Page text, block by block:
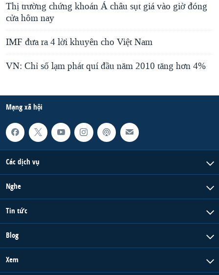
Thị trường chứng khoán Á châu sụt giá vào giờ đóng
cửa hôm nay
IMF đưa ra 4 lời khuyên cho Việt Nam
VN: Chỉ số lạm phát quí đầu năm 2010 tăng hơn 4%
Mạng xã hội
Các dịch vụ
Nghe
Tin tức
Blog
Xem